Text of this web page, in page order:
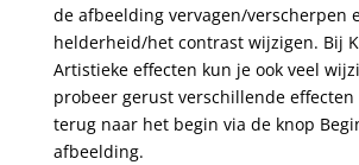
de afbeelding vervagen/verscherpen
helderheid/het contrast wijzigen. Bij
Artistieke effecten kun je ook veel
probeer gerust verschillende
terug naar het begin via de knop
afbeelding.